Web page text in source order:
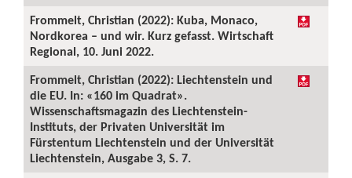
Frommelt, Christian (2022): Kuba, Monaco,
Nordkorea – und wir. Kurz gefasst. Wirtschaft
Regional, 10. Juni 2022.
Frommelt, Christian (2022): Liechtenstein und
die EU. In: «160 im Quadrat».
Wissenschaftsmagazin des Liechtenstein-
Instituts, der Privaten Universität im
Fürstentum Liechtenstein und der Universität
Liechtenstein, Ausgabe 3, S. 7.